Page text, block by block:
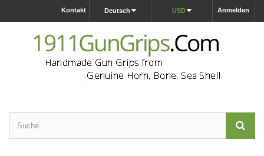
Anmelden
USD
Deutsch
Kontakt